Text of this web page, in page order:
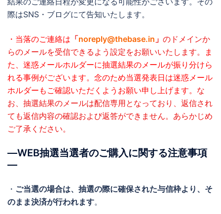
際はSNS・ブログにて告知いたします。
・当落のご連絡は 「noreply@thebase.in 」 のドメインか
らのメールを受信できるよう設定をお願いいたします。
ま
た、迷惑メールホルダーに抽選結果のメールが振り分けら
れる事例がございます。念のため当選発表日は迷惑メール
ホルダーもご確認いただくようお願い申し上げます。 な
お、抽選結果のメールは配信専用となっており、返信され
ても返信内容の確認および返答ができません。あらかじめ
ご了承ください。
―WEB抽選当選者のご購入に関する注意事項
―
・ ご当選の場合は、抽選の際に確保された与信枠より、そ
のまま決済が行われます。